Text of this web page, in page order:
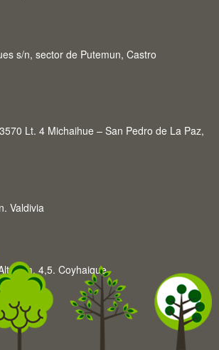
s/n, sector de Putemun, Castro
Lt. 4 Michaihue – San Pedro de La Paz,
Valdivia
Km. 4,5. Coyhaique